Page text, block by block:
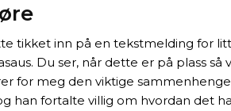
tikket inn på en tekstmelding for
Du ser, når dette er på plass
for meg den viktige
han fortalte villig om hvordan